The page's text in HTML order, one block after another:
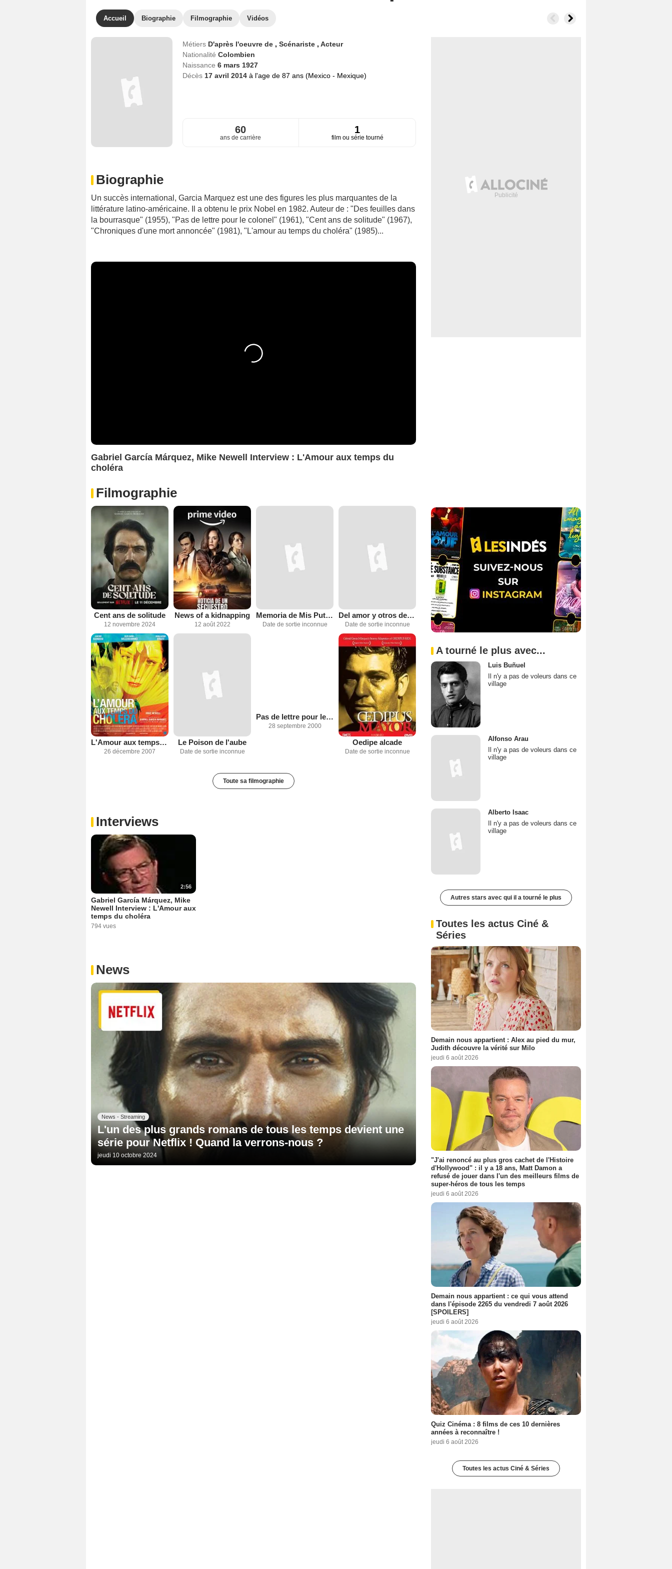
Accueil Biographie Filmographie Vidéos
Métiers D'après l'oeuvre de , Scénariste , Acteur
Nationalité Colombien
Naissance 6 mars 1927
Décès 17 avril 2014 à l'age de 87 ans (Mexico - Mexique)
60
ans de carrière
1
film ou série tourné
Biographie
Un succès international, Garcia Marquez est une des figures les plus marquantes de la
littérature latino-américaine. Il a obtenu le prix Nobel en 1982. Auteur de : "Des feuilles dans
la bourrasque" (1955), "Pas de lettre pour le colonel" (1961), "Cent ans de solitude" (1967),
"Chroniques d'une mort annoncée" (1981), "L'amour au temps du choléra" (1985)...
Gabriel García Márquez, Mike Newell Interview : L'Amour aux temps du
choléra
Filmographie
Cent ans de solitude
12 novembre 2024
News of a kidnapping
12 août 2022
Memoria de Mis Putas Tristes
Date de sortie inconnue
Del amor y otros demonios
Date de sortie inconnue
L'Amour aux temps du choléra
26 décembre 2007
Le Poison de l'aube
Date de sortie inconnue
Pas de lettre pour le colonel
28 septembre 2000
Oedipe alcade
Date de sortie inconnue
Toute sa filmographie
Interviews
2:56
Gabriel García Márquez, Mike
Newell Interview : L'Amour aux
temps du choléra
794 vues
News
News - Streaming
L'un des plus grands romans de tous les temps devient une
série pour Netflix ! Quand la verrons-nous ?
jeudi 10 octobre 2024
A tourné le plus avec...
Luis Buñuel
Il n'y a pas de voleurs dans ce
village
Alfonso Arau
Il n'y a pas de voleurs dans ce
village
Alberto Isaac
Il n'y a pas de voleurs dans ce
village
Autres stars avec qui il a tourné le plus
Toutes les actus Ciné &
Séries
Demain nous appartient : Alex au pied du mur,
Judith découvre la vérité sur Milo
jeudi 6 août 2026
"J'ai renoncé au plus gros cachet de l'Histoire
d'Hollywood" : il y a 18 ans, Matt Damon a
refusé de jouer dans l'un des meilleurs films de
super-héros de tous les temps
jeudi 6 août 2026
Demain nous appartient : ce qui vous attend
dans l'épisode 2265 du vendredi 7 août 2026
[SPOILERS]
jeudi 6 août 2026
Quiz Cinéma : 8 films de ces 10 dernières
années à reconnaître !
jeudi 6 août 2026
Toutes les actus Ciné & Séries